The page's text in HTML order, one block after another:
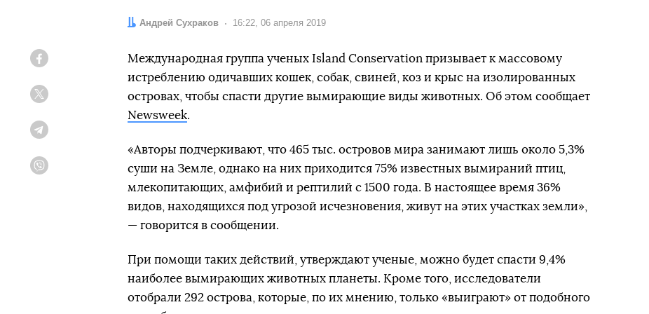
Автор:
Андрей Сухраков Дата:
16:22, 06 апреля 2019
Международная группа ученых Island Conservation призывает к массовому
истреблению одичавших кошек, собак, свиней, коз и крыс на изолированных
островах, чтобы спасти другие вымирающие виды животных. Об этом сообщает
Newsweek.
«Авторы подчеркивают, что 465 тыс. островов мира занимают лишь около 5,3%
суши на Земле, однако на них приходится 75% известных вымираний птиц,
млекопитающих, амфибий и рептилий с 1500 года. В настоящее время 36%
видов, находящихся под угрозой исчезновения, живут на этих участках земли»,
— говорится в сообщении.
При помощи таких действий, утверждают ученые, можно будет спасти 9,4%
наиболее вымирающих животных планеты. Кроме того, исследователи
отобрали 292 острова, которые, по их мнению, только «выиграют» от подобного